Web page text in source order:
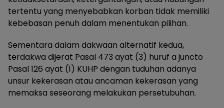
tertentu yang menyebabkan korban tidak memiliki
kebebasan penuh dalam menentukan pilihan.
Sementara dalam dakwaan alternatif kedua,
terdakwa dijerat Pasal 473 ayat (3) huruf a juncto
Pasal 126 ayat (1) KUHP dengan tuduhan adanya
unsur kekerasan atau ancaman kekerasan yang
memaksa seseorang melakukan persetubuhan.